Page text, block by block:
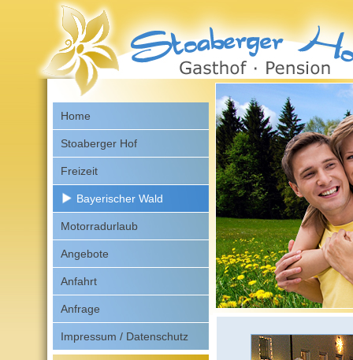
Home
Stoaberger Hof
Freizeit
Bayerischer Wald
Motorradurlaub
Angebote
Anfahrt
Anfrage
Impressum / Datenschutz